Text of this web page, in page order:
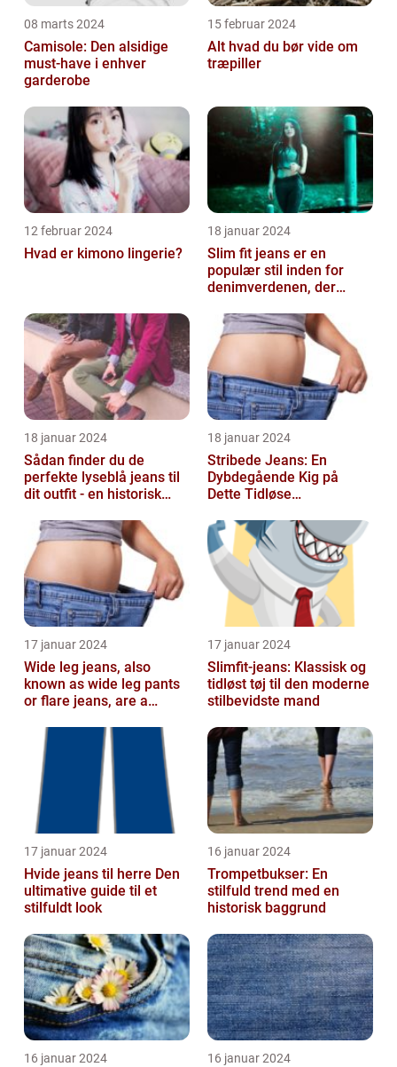
08 marts 2024
Camisole: Den alsidige
must-have i enhver
garderobe
15 februar 2024
Alt hvad du bør vide om
træpiller
12 februar 2024
Hvad er kimono lingerie?
18 januar 2024
Slim fit jeans er en
populær stil inden for
denimverdenen, der
personer, der ønsk...
18 januar 2024
Sådan finder du de
perfekte lyseblå jeans til
dit outfit - en historisk
fash...
18 januar 2024
Stribede Jeans: En
Dybdegående Kig på
Dette Tidløse
17 januar 2024
Wide leg jeans, also
known as wide leg pants
or flare jeans, are a
for those ...
17 januar 2024
Slimfit-jeans: Klassisk og
tidløst tøj til den moderne
stilbevidste mand
17 januar 2024
Hvide jeans til herre Den
ultimative guide til et
stilfuldt look
16 januar 2024
Trompetbukser: En
stilfuld trend med en
historisk baggrund
16 januar 2024 16 januar 2024